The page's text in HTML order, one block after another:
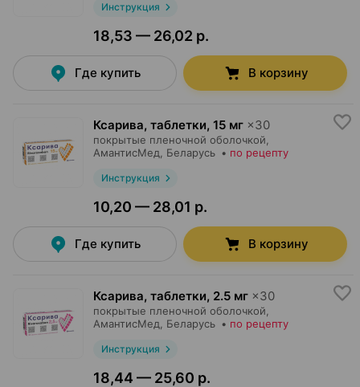
Инструкция
18,53 — 26,02 р.
Где купить В корзину
Ксарива, таблетки, 15 мг ×30
покрытые пленочной оболочкой,
АмантисМед , Беларусь • по рецепту
Инструкция
10,20 — 28,01 р.
Где купить В корзину
Ксарива, таблетки, 2.5 мг ×30
покрытые пленочной оболочкой,
АмантисМед , Беларусь • по рецепту
Инструкция
18,44 — 25,60 р.